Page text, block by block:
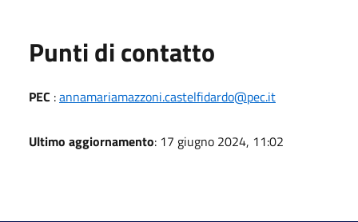
Punti di contatto
PEC :annamariamazzoni.castelfidardo@pec.it
Ultimo aggiornamento: 17 giugno 2024, 11:02